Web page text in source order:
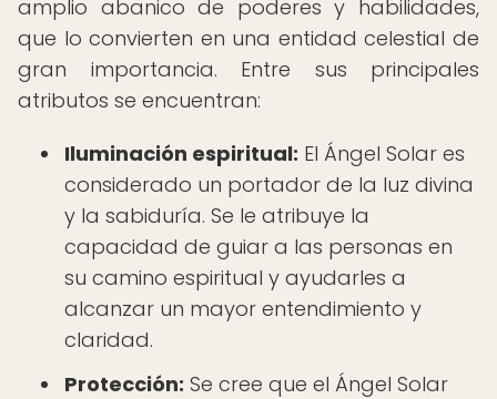
amplio abanico de poderes y habilidades,
que lo convierten en una entidad celestial de
gran importancia. Entre sus principales
atributos se encuentran:
Iluminación espiritual: El Ángel Solar es
considerado un portador de la luz divina
y la sabiduría. Se le atribuye la
capacidad de guiar a las personas en
su camino espiritual y ayudarles a
alcanzar un mayor entendimiento y
claridad.
Protección: Se cree que el Ángel Solar